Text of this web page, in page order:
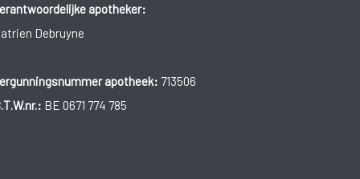
apotheker:
Debruyne
apotheek: 713506
BE 0671 774 785